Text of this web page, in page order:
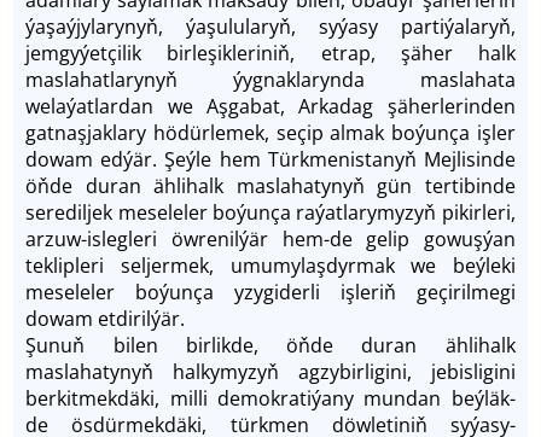
ýaşaýjylarynyň, ýaşulularyň, syýasy partiýalaryň,
jemgyýetçilik birleşikleriniň, etrap, şäher halk
maslahatlarynyň ýygnaklarynda maslahata
welaýatlardan we Aşgabat, Arkadag şäherlerinden
gatnaşjaklary hödürlemek, seçip almak boýunça işler
dowam edýär. Şeýle hem Türkmenistanyň Mejlisinde
öňde duran ählihalk maslahatynyň gün tertibinde
serediljek meseleler boýunça raýatlarymyzyň pikirleri,
arzuw-islegleri öwrenilýär hem-de gelip gowuşýan
teklipleri seljermek, umumylaşdyrmak we beýleki
meseleler boýunça yzygiderli işleriň geçirilmegi
dowam etdirilýär.
Şunuň bilen birlikde, öňde duran ählihalk
maslahatynyň halkymyzyň agzybirligini, jebisligini
berkitmekdäki, milli demokratiýany mundan beýläk-
de ösdürmekdäki, türkmen döwletiniň syýasy-